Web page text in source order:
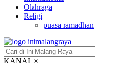
Olahraga
Religi
puasa ramadhan
KANAL ×